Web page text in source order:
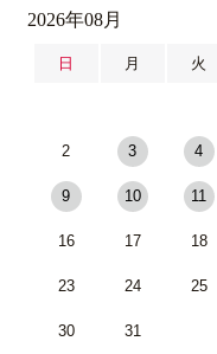
2026年08月
日 月 火
2 3 4
9 10 11
16 17 18
23 24 25
30 31